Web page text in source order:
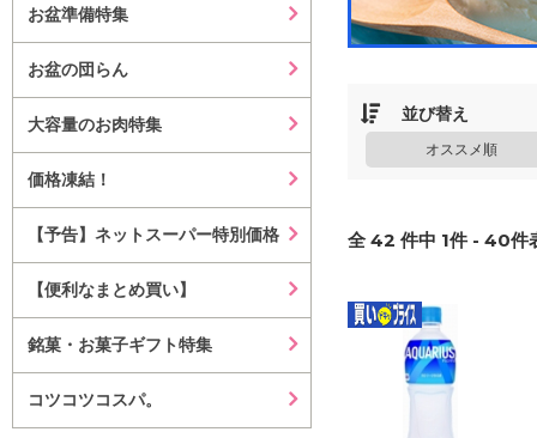
お盆準備特集
お盆の団らん
大容量のお肉特集
価格凍結！
【予告】ネットスーパー特別価格
【便利なまとめ買い】
銘菓・お菓子ギフト特集
コツコツコスパ。
並び替え
オススメ順
全42 件中 1件 - 40件